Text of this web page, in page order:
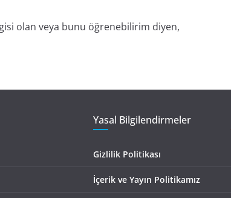
olan veya bunu öğrenebilirim diyen,
Yasal Bilgilendirmeler
Gizlilik Politikası
İçerik ve Yayın Politikamız